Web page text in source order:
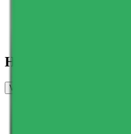
Har du erfaring som
Vurder arbeidsplass